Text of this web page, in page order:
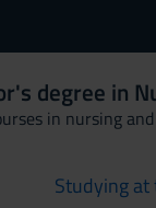
degree in
in nursing
Studying